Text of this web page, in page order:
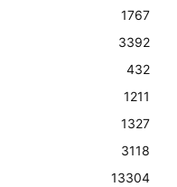
1767
3392
432
1211
1327
3118
13304